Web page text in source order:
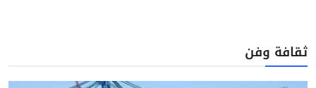
ثقافة وفن